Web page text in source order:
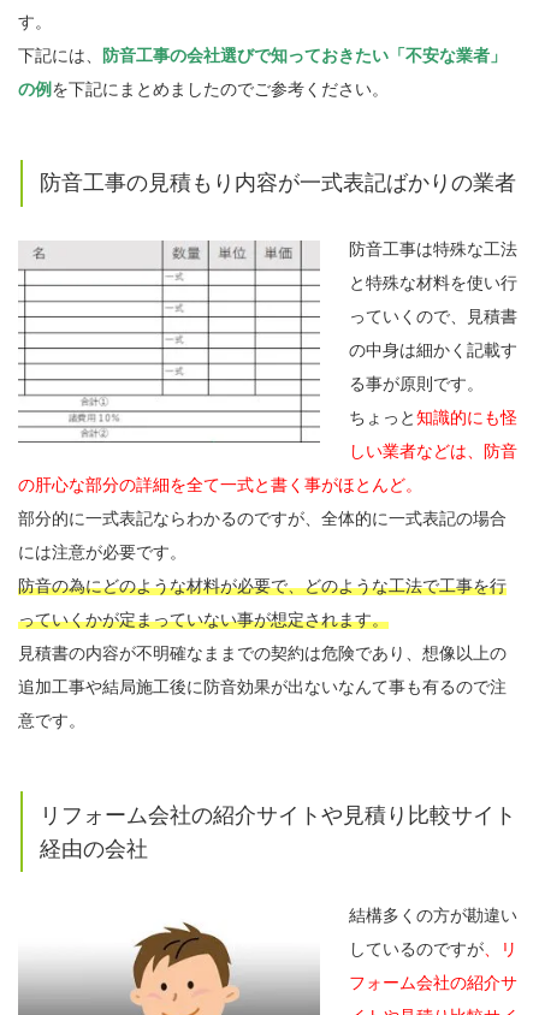
す。
下記には、
防音工事の会社選びで知っておきたい「不安な業者」
の例を下記にまとめましたのでご参考ください。
防音工事の見積もり内容が一式表記ばかりの業者
防音工事は特殊な工法
と特殊な材料を使い行
っていくので、見積書
の中身は細かく記載す
る事が原則です。
ちょっと知識的にも怪
しい業者などは、防音
の肝心な部分の詳細を全て一式と書く事がほとんど。
部分的に一式表記ならわかるのですが、全体的に一式表記の場合
には注意が必要です。
防音の為にどのような材料が必要で、どのような工法で工事を行
っていくかが定まっていない事が想定されます。
見積書の内容が不明確なままでの契約は危険であり、想像以上の
追加工事や結局施工後に防音効果が出ないなんて事も有るので注
意です。
リフォーム会社の紹介サイトや見積り比較サイト
経由の会社
結構多くの方が勘違い
しているのですが、リ
フォーム会社の紹介サ